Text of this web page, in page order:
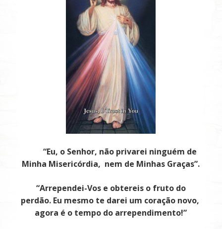
“Eu, o Senhor, não privarei ninguém de
Minha Misericórdia, nem de Minhas Graças”.
“Arrependei-Vos e obtereis o fruto do
perdão. Eu mesmo te darei um coração novo,
agora é o tempo do arrependimento!”